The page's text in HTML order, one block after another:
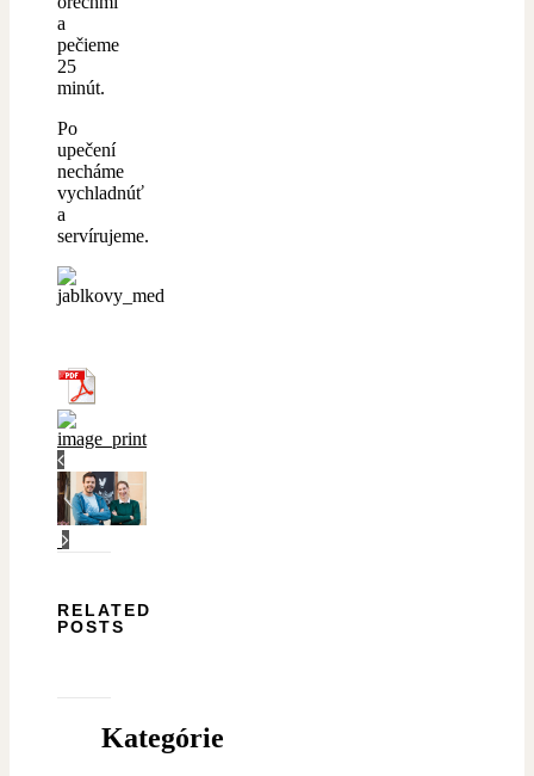
a
pečieme
25
minút.
Po
upečení
necháme
vychladnúť
a
servírujeme.
RELATED
POSTS
Kategórie